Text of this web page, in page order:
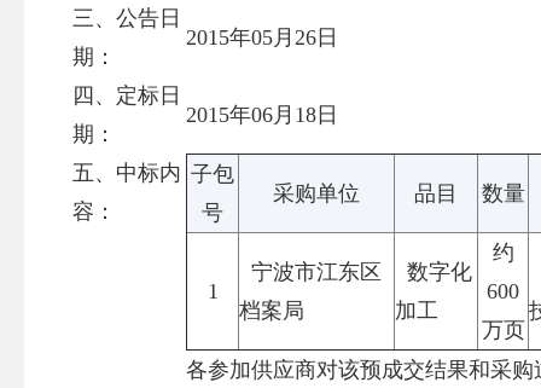
三、公告日
期：
2015年05月26日
四、定标日
期：
2015年06月18日
五、中标内
容：
子包
号
采购单位 品目 数量
1
宁波市江东区
档案局
数字化
加工
约
600
万页
各参加供应商对该预成交结果和采